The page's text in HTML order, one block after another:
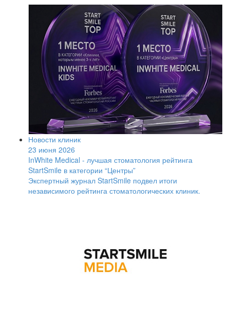
Новости клиник
23 июня 2026
InWhite Medical - лучшая стоматология рейтинга
StartSmile в категории “Центры”
Экспертный журнал StartSmile подвел итоги
независимого рейтинга стоматологических клиник.